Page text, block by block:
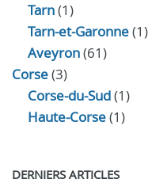
Tarn(1)
Tarn-et-Garonne(1)
Aveyron(61)
Corse(3)
Corse-du-Sud(1)
Haute-Corse(1)
DERNIERS ARTICLES